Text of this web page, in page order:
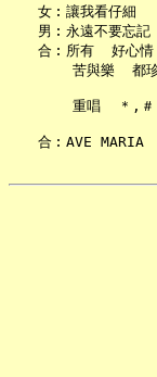
   女︰讓我看仔細
   男︰永遠不要忘記
合︰所有  好心
苦與樂  都
       重唱  ＊,＃